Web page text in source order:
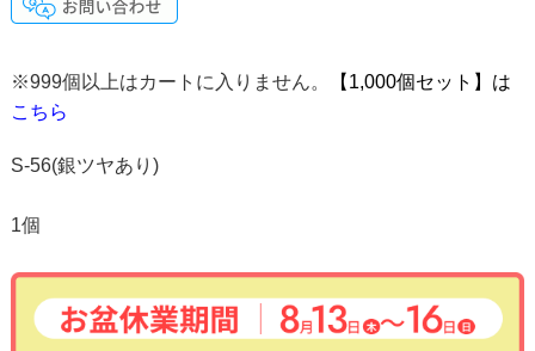
※999個以上はカートに入りません。
【1,000個セット】は
こちら
S-56(銀ツヤあり)
1個